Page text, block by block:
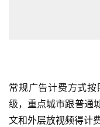
常规广告计费方式
级，重点城市跟普通
文和外层放视频得计